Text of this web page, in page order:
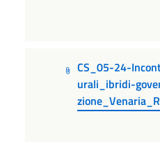
CS_05-24-
urali_ibridi-